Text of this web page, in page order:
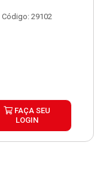
Código: 29102
FAÇA SEU
LOGIN